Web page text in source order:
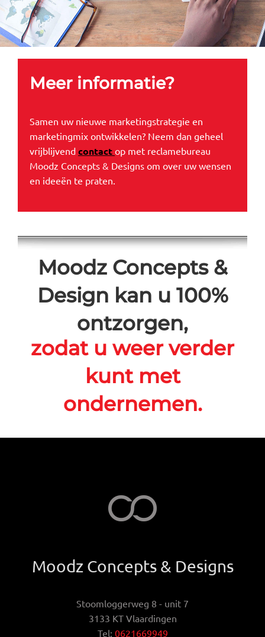
Meer informatie?
Samen uw nieuwe marketingstrategie en
marketingmix ontwikkelen? Neem dan geheel
vrijblijvend contact op met reclamebureau
Moodz Concepts & Designs om over uw wensen
en ideeën te praten.
Moodz Concepts &
Design kan u 100%
ontzorgen,
zodat u weer verder
kunt met
ondernemen.
Moodz Concepts & Designs
Stoomloggerweg 8 - unit 7
3133 KT Vlaardingen
Tel: 0621669949